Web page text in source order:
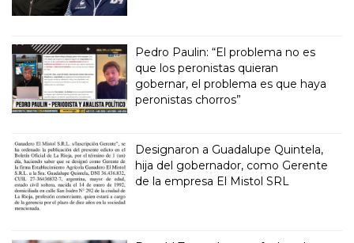
Pedro Paulin: “El problema no es
que los peronistas quieran
gobernar, el problema es que haya
peronistas chorros”
Designaron a Guadalupe Quintela,
hija del gobernador, como Gerente
de la empresa El Mistol SRL